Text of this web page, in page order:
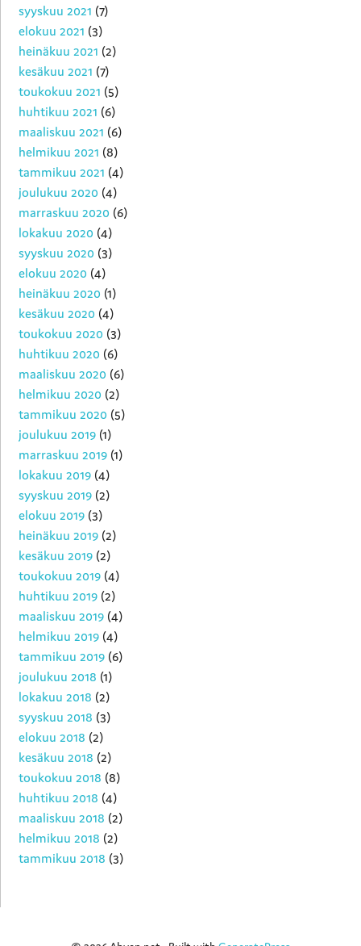
syyskuu 2021 (7)
elokuu 2021 (3)
heinäkuu 2021 (2)
kesäkuu 2021 (7)
toukokuu 2021 (5)
huhtikuu 2021 (6)
maaliskuu 2021 (6)
helmikuu 2021 (8)
tammikuu 2021 (4)
joulukuu 2020 (4)
marraskuu 2020 (6)
lokakuu 2020 (4)
syyskuu 2020 (3)
elokuu 2020 (4)
heinäkuu 2020 (1)
kesäkuu 2020 (4)
toukokuu 2020 (3)
huhtikuu 2020 (6)
maaliskuu 2020 (6)
helmikuu 2020 (2)
tammikuu 2020 (5)
joulukuu 2019 (1)
marraskuu 2019 (1)
lokakuu 2019 (4)
syyskuu 2019 (2)
elokuu 2019 (3)
heinäkuu 2019 (2)
kesäkuu 2019 (2)
toukokuu 2019 (4)
huhtikuu 2019 (2)
maaliskuu 2019 (4)
helmikuu 2019 (4)
tammikuu 2019 (6)
joulukuu 2018 (1)
lokakuu 2018 (2)
syyskuu 2018 (3)
elokuu 2018 (2)
kesäkuu 2018 (2)
toukokuu 2018 (8)
huhtikuu 2018 (4)
maaliskuu 2018 (2)
helmikuu 2018 (2)
tammikuu 2018 (3)